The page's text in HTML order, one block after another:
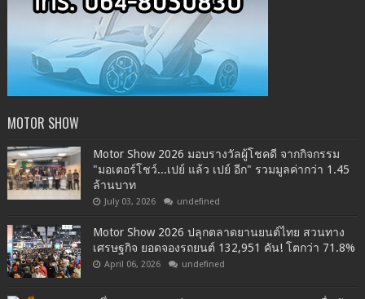
MOTOR SHOW
Motor Show 2026 มอบรางวัลผู้โชคดี จากกิจกรรม
"มอเตอร์โชว์...เปย์ แล้ว เปย์ อีก" รวมมูลค่ากว่า 1.45
ล้านบาท
July 03, 2026 undefined
Motor Show 2026 ปลุกตลาดยานยนต์ไทย สวนทาง
เศรษฐกิจ ยอดจองรถยนต์ 132,951 คัน! โตกว่า 71.8%
April 06, 2026 undefined